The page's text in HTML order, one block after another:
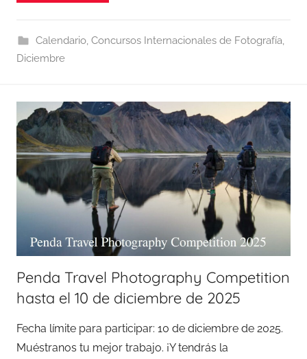
Calendario, Concursos Internacionales de Fotografía,
Diciembre
Penda Travel Photography Competition
hasta el 10 de diciembre de 2025
Fecha límite para participar: 10 de diciembre de 2025.
Muéstranos tu mejor trabajo. ¡Y tendrás la